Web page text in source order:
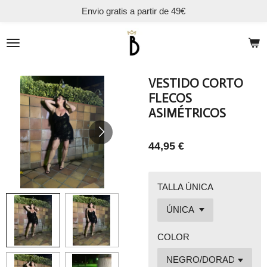
contenido
Envio gratis a partir de 49€
VESTIDO CORTO
FLECOS
ASIMÉTRICOS
44,95 €
TALLA ÚNICA
COLOR